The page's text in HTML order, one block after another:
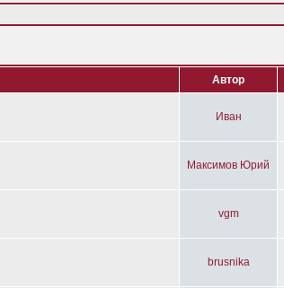
Автор
Иван
Максимов Юрий
vgm
brusnika